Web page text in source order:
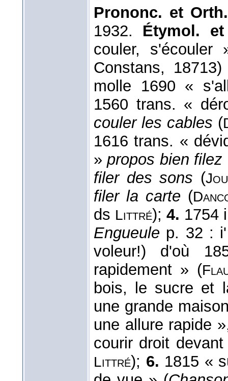
Prononc. et
1932. Étymol.
couler, s'écouler
Constans,
molle 1690 «
1560 trans. «
couler les cables (
1616 trans. «
»propos bien filez
filer des sons (
filer la carte (
ds Littré);4. 1754
Engueule p. 32 :
voleur!) d'où
rapidement » (
bois, le sucre et
une grande
une allure rapide
courir droit
Littré); 6. 1815 «